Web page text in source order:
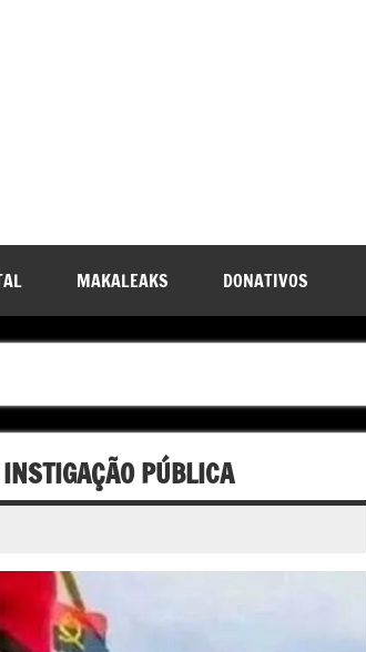
MAKALEAKS DONATIVOS
PÚBLICA